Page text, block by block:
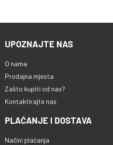
UPOZNAJTE NAS
O nama
Prodajna mjesta
Zašto kupiti od nas?
Kontaktirajte nas
PLAĆANJE I DOSTAVA
Načini plaćanja